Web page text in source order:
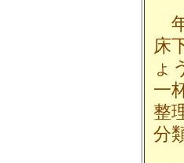
床
ょ
一
整
分